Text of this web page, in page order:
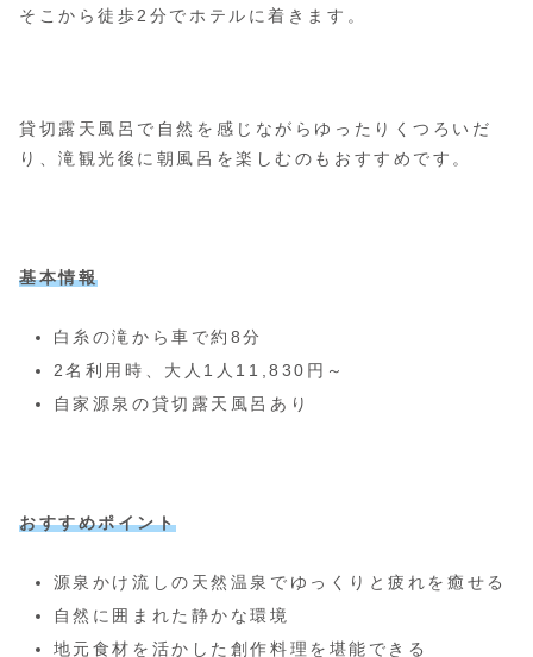
そこから徒歩2分でホテルに着きます。
貸切露天風呂で自然を感じながらゆったりくつろいだ
り、滝観光後に朝風呂を楽しむのもおすすめです。
基本情報
白糸の滝から車で約8分
2名利用時、大人1人11,830円～
自家源泉の貸切露天風呂あり
おすすめポイント
源泉かけ流しの天然温泉でゆっくりと疲れを癒せる
自然に囲まれた静かな環境
地元食材を活かした創作料理を堪能できる